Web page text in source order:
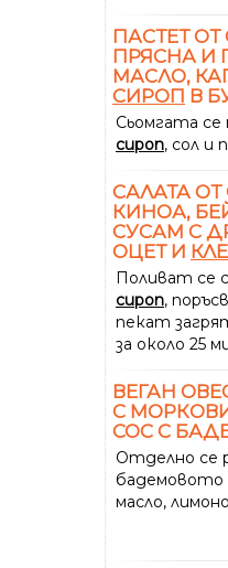
ПАСТЕТ ОТ
ПРЯСНА И
МАСЛО,
СИРОП В
Сьомгата се
сироп, сол и
САЛАТА
КИНОА,
СУСАМ С
ОЦЕТ И
Поливат се
сироп,
пекат
за около 25
ВЕГАН
С
СОС С
Отделно се
бадемовото
масло,